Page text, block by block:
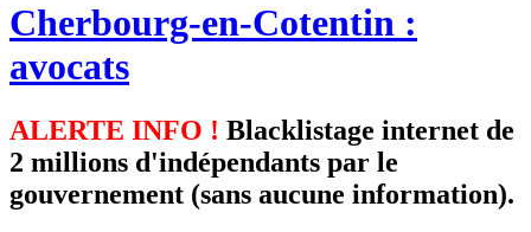
Cherbourg-en-Cotentin :
avocats
ALERTE INFO ! Blacklistage internet de
2 millions d'indépendants par le
gouvernement (sans aucune information).